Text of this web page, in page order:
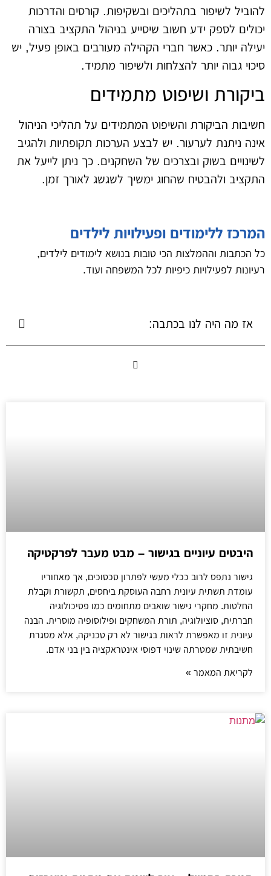
להוביל לשיפור בתהליכים ובשקיפות. קורסים והדרכות
יכולים לספק ידע חשוב שיסייע בניהול התקציב בצורה
יעילה יותר. כאשר חברי הקהילה מעורבים באופן פעיל, יש
סיכוי גבוה יותר להצלחות ולשיפור מתמיד.
ביקורת ושיפוט מתמידים
חשיבות הביקורת והשיפוט המתמידים על תהליכי הניהול
אינה ניתנת לערעור. יש לבצע הערכות תקופתיות ולהגיב
לשינויים בשוק ובצרכים של השחקנים. כך ניתן לייעל את
התקציב ולהבטיח שהחוג ימשיך לשגשג לאורך זמן.
המרכז ללימודים ופעילויות לילדים
כל הכתבות וההמלצות הכי טובות בנושא לימודים לילדים,
רעיונות לפעילויות כיפיות לכל המשפחה ועוד.
אז מה היה לנו בכתבה:
היבטים עיוניים בגישור – מבט מעבר לפרקטיקה
גישור נתפס לרוב ככלי מעשי לפתרון סכסוכים, אך מאחוריו
עומדת תשתית עיונית רחבה העוסקת ביחסים, תקשורת וקבלת
החלטות. מחקרי גישור שואבים מתחומים כמו פסיכולוגיה
חברתית, סוציולוגיה, תורת המשחקים ופילוסופיה מוסרית. הבנה
עיונית זו מאפשרת לראות בגישור לא רק טכניקה, אלא מסגרת
חשיבתית שמטרתה שינוי דפוסי אינטראקציה בין בני אדם.
לקריאת המאמר »